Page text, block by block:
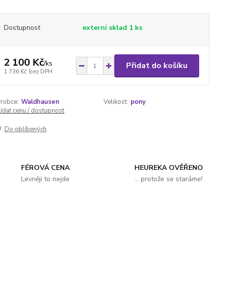
Dostupnost externí sklad 1 ks
2 100 Kč/ks
1 736 Kč bez DPH
Přidat do košíku
Waldhausen Velikost: pony
cenu / dostupnost
Do oblíbených
FÉROVÁ CENA
Levněji to nejde
HEUREKA OVĚŘENO
... protože se staráme!